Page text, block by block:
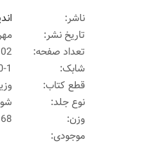
ناشر:
تاریخ نشر:
مهر
تعداد صفحه:
شابک:
1
قطع کتاب:
نوع جلد:
وزن:
موجودی: